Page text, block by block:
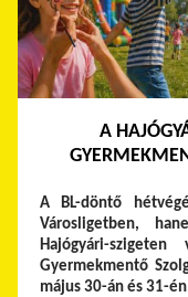
A
A BL-döntő
Városligetben,
Hajógyári-
Gyermekmentő
május 30-án és 31-